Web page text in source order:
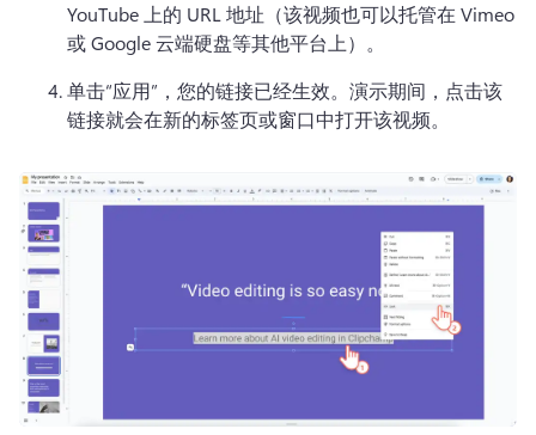
YouTube 上的 URL 地址（该视频也可以托管在 Vimeo
或 Google 云端硬盘等其他平台上）。
单击“应用”，您的链接已经生效。 演示期间，点击该
链接就会在新的标签页或窗口中打开该视频。